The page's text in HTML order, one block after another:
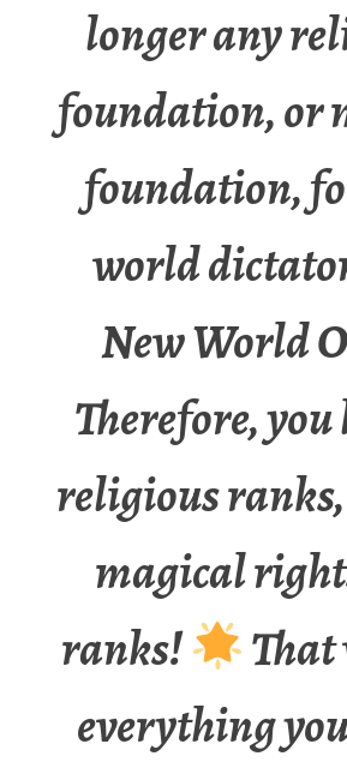
longer any
foundation, or
foundation,
world
New World
Therefore,
religious
magical
ranks!
everything